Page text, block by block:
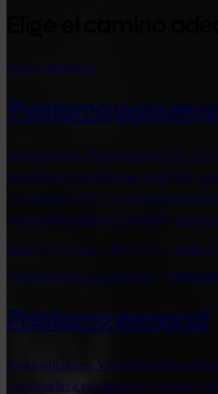
PARA EMPRESAS
Préstamo para
Para empresas. Pide prestado EUR,
tu empresa como garantía, a tipo fijo,
y recupera el BTC. Un préstamo
que pueden trabajar tu contable y tu
desde 10,5 % p.a. · 50 % LTV · desde
Ver préstamos para empresas
PARA
Préstamo personal
Para particulares. Vende parte de tu
con derecho a recomprarlo a un precio